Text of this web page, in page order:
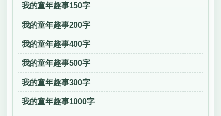
我的童年趣事150字
我的童年趣事200字
我的童年趣事400字
我的童年趣事500字
我的童年趣事300字
我的童年趣事1000字